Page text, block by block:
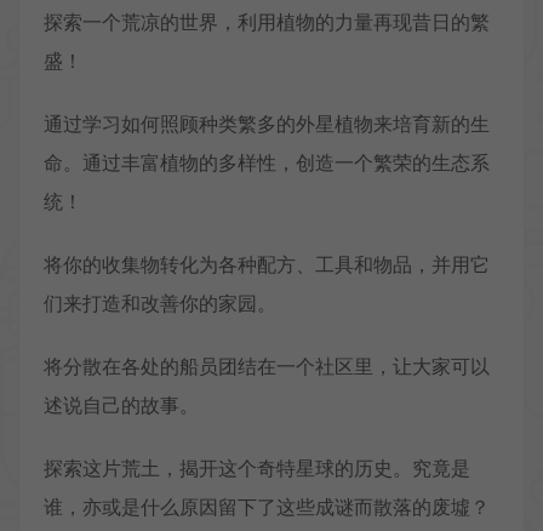
探索一个荒凉的世界，利用植物的力量再现昔日的繁
盛！
通过学习如何照顾种类繁多的外星植物来培育新的生
命。通过丰富植物的多样性，创造一个繁荣的生态系
统！
将你的收集物转化为各种配方、工具和物品，并用它
们来打造和改善你的家园。
将分散在各处的船员团结在一个社区里，让大家可以
述说自己的故事。
探索这片荒土，揭开这个奇特星球的历史。究竟是
谁，亦或是什么原因留下了这些成谜而散落的废墟？